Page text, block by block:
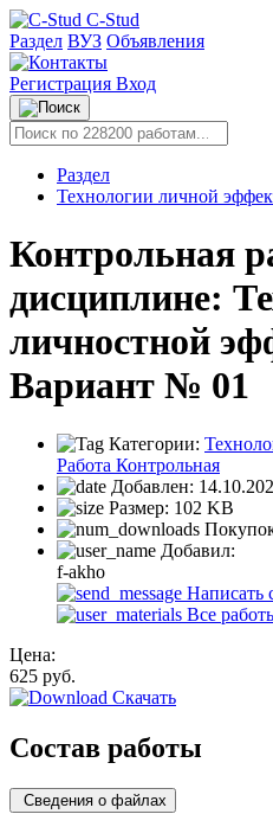
C-Stud
Раздел ВУЗ Объявления
Регистрация Вход
Раздел
Технологии личной
Контрольная
дисциплине:
личностной
Вариант № 01
Категории:
Работа Контрольная
Добавлен:
Размер: 102 KB
Добавил:
f-akho
Написать
Все
Цена:
625 руб.
Скачать
Состав работы
Сведения о файлах